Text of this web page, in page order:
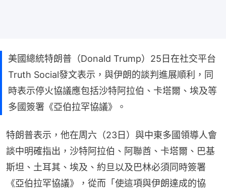
美國總統特朗普（Donald Trump）25日在社交平台
Truth Social發文表示，與伊朗的談判進展順利，同
時表示停火協議應包括沙特阿拉伯、卡塔爾、埃及等
多國簽署《亞伯拉罕協議》。
特朗普表示，他在周六（23日）與中東多國領導人會
談中明確指出，沙特阿拉伯、阿聯酋、卡塔爾、巴基
斯坦、土耳其、埃及、約旦以及巴林必須同時簽署
《亞伯拉罕協議》，從而「使這項與伊朗達成的協